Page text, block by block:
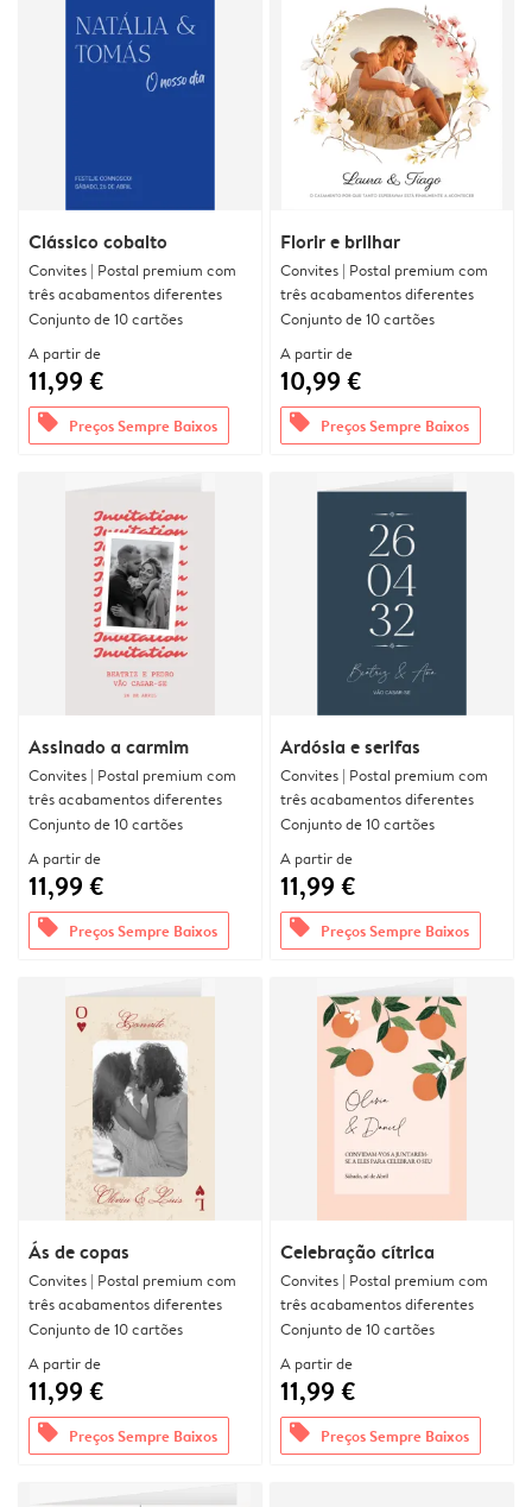
Clássico cobalto
Convites | Postal premium com
três acabamentos diferentes
Conjunto de 10 cartões
A partir de
11,99 €
offers Preços Sempre Baixos
Florir e brilhar
Convites | Postal premium com
três acabamentos diferentes
Conjunto de 10 cartões
A partir de
10,99 €
offers Preços Sempre Baixos
Assinado a carmim
Convites | Postal premium com
três acabamentos diferentes
Conjunto de 10 cartões
A partir de
11,99 €
offers Preços Sempre Baixos
Ardósia e serifas
Convites | Postal premium com
três acabamentos diferentes
Conjunto de 10 cartões
A partir de
11,99 €
offers Preços Sempre Baixos
Ás de copas
Convites | Postal premium com
três acabamentos diferentes
Conjunto de 10 cartões
A partir de
11,99 €
offers Preços Sempre Baixos
Celebração cítrica
Convites | Postal premium com
três acabamentos diferentes
Conjunto de 10 cartões
A partir de
11,99 €
offers Preços Sempre Baixos